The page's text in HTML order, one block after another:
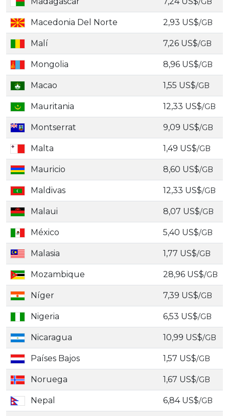
Macedonia Del Norte 2,93 US$/GB
Malí 7,26 US$/GB
Mongolia 8,96 US$/GB
Macao 1,55 US$/GB
Mauritania 12,33 US$/GB
Montserrat 9,09 US$/GB
Malta 1,49 US$/GB
Mauricio 8,60 US$/GB
Maldivas 12,33 US$/GB
Malaui 8,07 US$/GB
México 5,40 US$/GB
Malasia 1,77 US$/GB
Mozambique 28,96 US$/GB
Níger 7,39 US$/GB
Nigeria 6,53 US$/GB
Nicaragua 10,99 US$/GB
Países Bajos 1,57 US$/GB
Noruega 1,67 US$/GB
Nepal 6,84 US$/GB